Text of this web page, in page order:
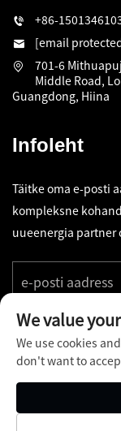
+86-
[email
701-6
Middle Road,
Guangdong, Hiina
Infoleht
Täitke oma e-posti
kompleksne
uueenergia partner
Autoriõigus ©
Ltd. Kõik
We value
We use cookies
don't want to